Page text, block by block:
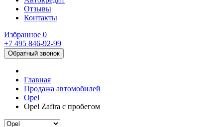
Отзывы
Контакты
Избранное 0
+7 495 846-92-99
Обратный звонок
Главная
Продажа автомобилей
Opel
Opel Zafira с пробегом